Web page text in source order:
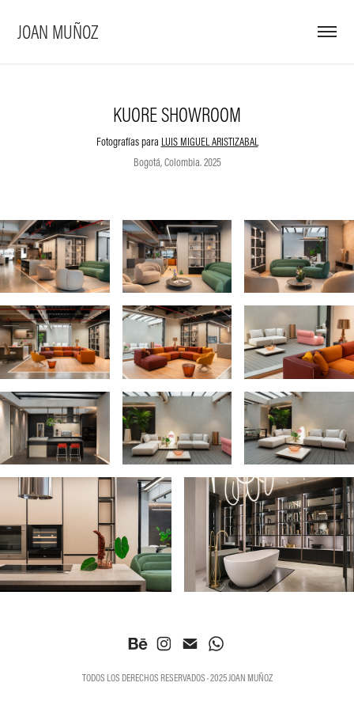
JOAN MUÑOZ
KUORE SHOWROOM
Fotografías para LUIS MIGUEL ARISTIZABAL
Bogotá, Colombia. 2025
TODOS LOS DERECHOS RESERVADOS · 2025 JOAN MUÑOZ